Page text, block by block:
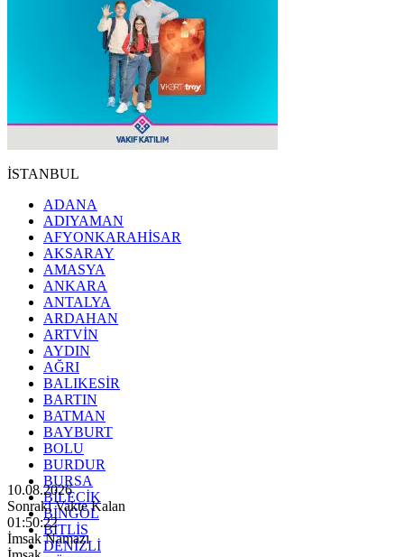
İSTANBUL
ADANA
ADIYAMAN
AFYONKARAHİSAR
AKSARAY
AMASYA
ANKARA
ANTALYA
ARDAHAN
ARTVİN
AYDIN
AĞRI
BALIKESİR
BARTIN
BATMAN
BAYBURT
BOLU
BURDUR
BURSA
BİLECİK
BİNGÖL
BİTLİS
DENİZLİ
10.08.2026
Sonraki Vakte Kalan
01:50:20
İmsak Namazı